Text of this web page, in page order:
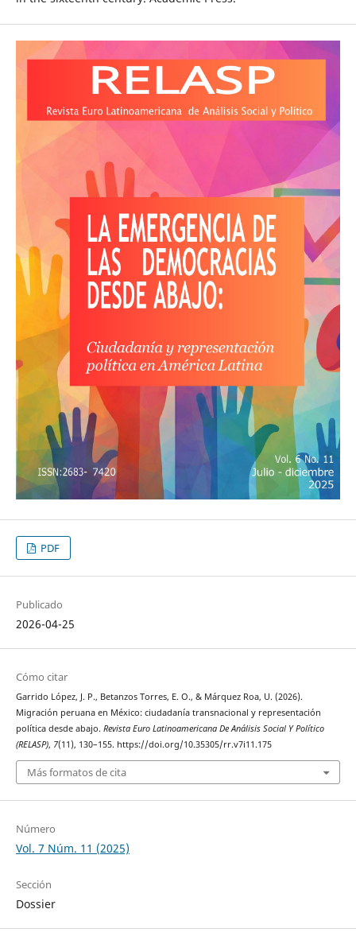
PDF
Publicado
2026-04-25
Cómo citar
Garrido López, J. P., Betanzos Torres, E. O., & Márquez Roa, U. (2026).
Migración peruana en México: ciudadanía transnacional y representación
política desde abajo. Revista Euro Latinoamericana De Análisis Social Y Político
(RELASP), 7(11), 130–155. https://doi.org/10.35305/rr.v7i11.175
Más formatos de cita
Número
Vol. 7 Núm. 11 (2025)
Sección
Dossier